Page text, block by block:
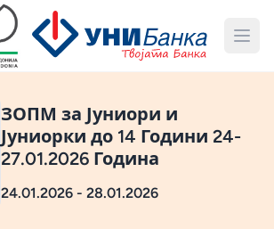
ЗОПМ за Јуниори и
Јуниорки до 14 Години 24-
27.01.2026 Година
24.01.2026 - 28.01.2026